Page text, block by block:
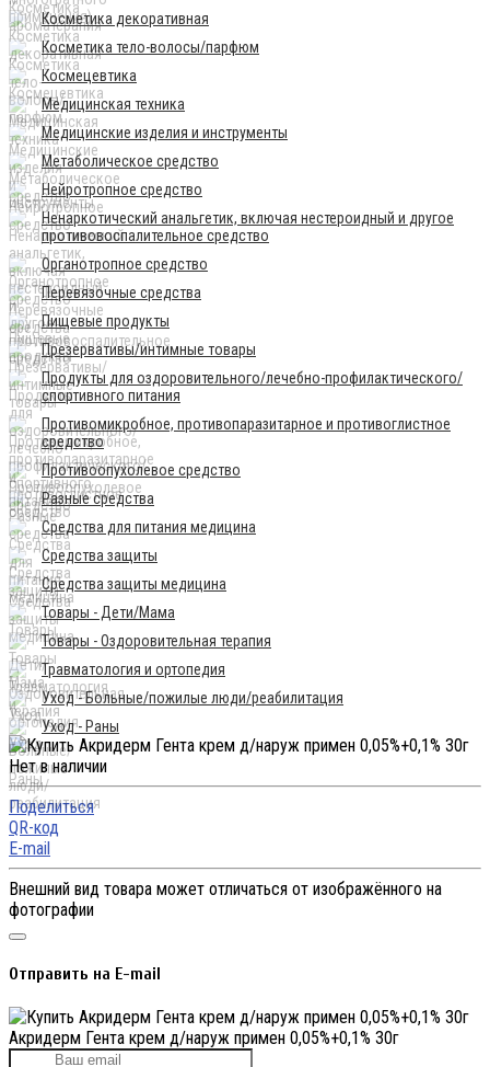
Косметика декоративная
Косметика тело-волосы/парфюм
Космецевтика
Медицинская техника
Медицинские изделия и инструменты
Метаболическое средство
Нейротропное средство
Ненаркотический анальгетик, включая нестероидный и другое
противовоспалительное средство
Органотропное средство
Перевязочные средства
Пищевые продукты
Презервативы/интимные товары
Продукты для оздоровительного/лечебно-профилактического/
спортивного питания
Противомикробное, противопаразитарное и противоглистное
средство
Противоопухолевое средство
Разные средства
Средства для питания медицина
Средства защиты
Средства защиты медицина
Товары - Дети/Мама
Товары - Оздоровительная терапия
Травматология и ортопедия
Уход - Больные/пожилые люди/реабилитация
Уход - Раны
Нет в наличии
Поделиться
QR-код
E-mail
Внешний вид товара может отличаться от изображённого на
фотографии
Отправить на E-mail
Акридерм Гента крем д/наруж примен 0,05%+0,1% 30г